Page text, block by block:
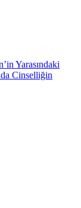
Yarasındaki
Cinselliğin